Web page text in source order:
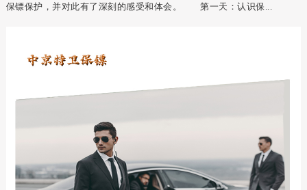
保镖保护，并对此有了深刻的感受和体会。 第一天：认识保...